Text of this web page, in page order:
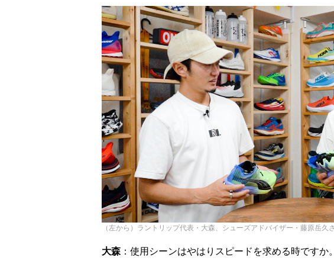
（左から）ラントリップ代表・大森、シューズアドバイザー・藤原岳久
大森 ：使用シーンはやはりスピードを求める時ですか。